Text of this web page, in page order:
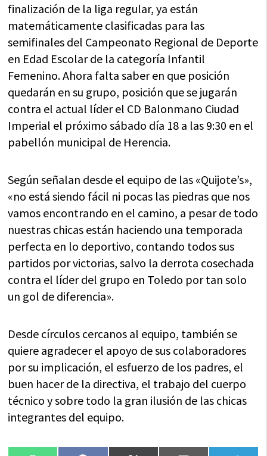
finalización de la liga regular, ya están
matemáticamente clasificadas para las
semifinales del Campeonato Regional de Deporte
en Edad Escolar de la categoría Infantil
Femenino. Ahora falta saber en que posición
quedarán en su grupo, posición que se jugarán
contra el actual líder el CD Balonmano Ciudad
Imperial el próximo sábado día 18 a las 9:30 en el
pabellón municipal de Herencia.
Según señalan desde el equipo de las «Quijote’s»,
«no está siendo fácil ni pocas las piedras que nos
vamos encontrando en el camino, a pesar de todo
nuestras chicas están haciendo una temporada
perfecta en lo deportivo, contando todos sus
partidos por victorias, salvo la derrota cosechada
contra el líder del grupo en Toledo por tan solo
un gol de diferencia».
Desde círculos cercanos al equipo, también se
quiere agradecer el apoyo de sus colaboradores
por su implicación, el esfuerzo de los padres, el
buen hacer de la directiva, el trabajo del cuerpo
técnico y sobre todo la gran ilusión de las chicas
integrantes del equipo.